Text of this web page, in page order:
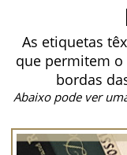
As etiquetas
que permitem
bordas
Abaixo pode ver